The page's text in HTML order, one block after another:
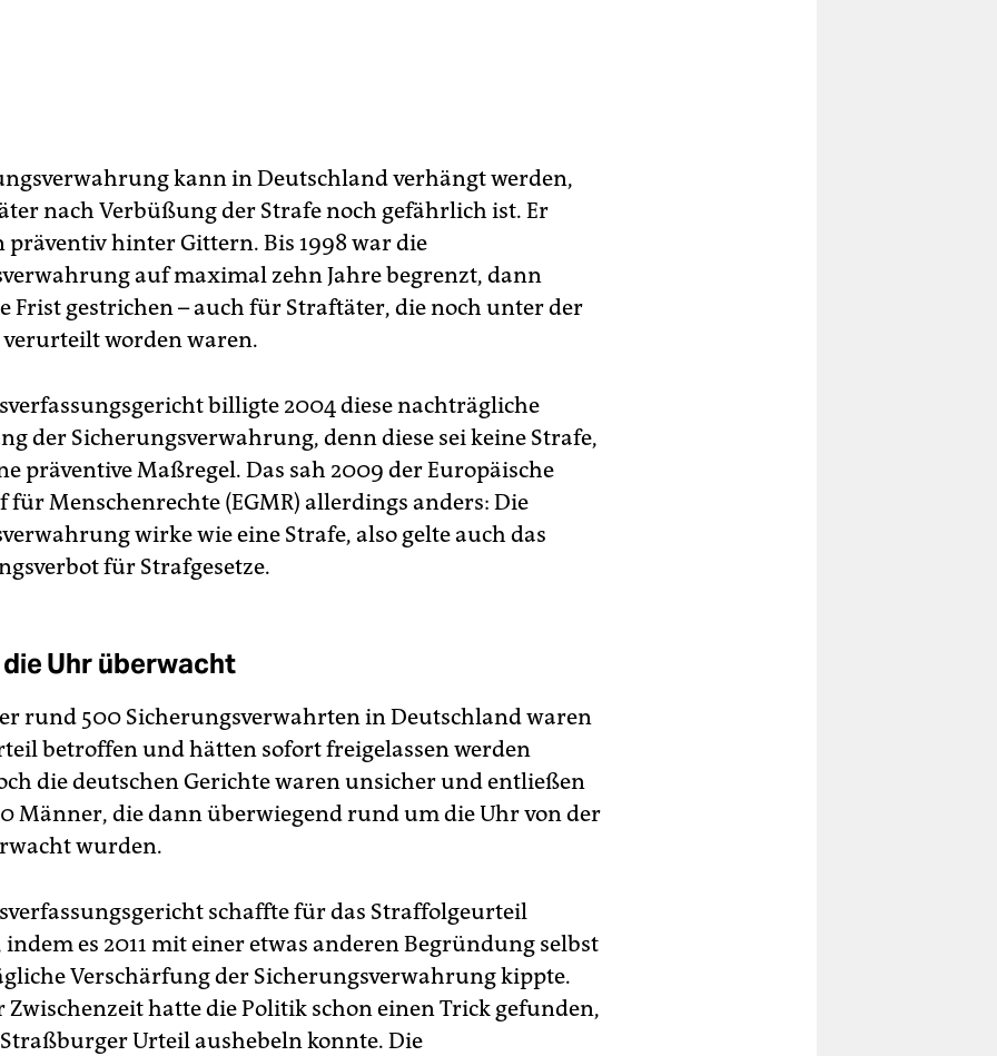
kann in Deutschland verhängt werden,
nach Verbüßung der Strafe noch gefährlich ist. Er
präventiv hinter Gittern. Bis 1998 war die
auf maximal zehn Jahre begrenzt, dann
Frist gestrichen – auch für Straftäter, die noch unter der
verurteilt worden waren.
billigte 2004 diese nachträgliche
der Sicherungsverwahrung, denn diese sei keine Strafe,
präventive Maßregel. Das sah 2009 der Europäische
für Menschenrechte (EGMR) allerdings anders: Die
wirke wie eine Strafe, also gelte auch das
für Strafgesetze.
die Uhr überwacht
rund 500 Sicherungsverwahrten in Deutschland waren
betroffen und hätten sofort freigelassen werden
die deutschen Gerichte waren unsicher und entließen
Männer, die dann überwiegend rund um die Uhr von der
wurden.
schaffte für das Straffolgeurteil
es 2011 mit einer etwas anderen Begründung selbst
Verschärfung der Sicherungsverwahrung kippte.
Zwischenzeit hatte die Politik schon einen Trick gefunden,
Straßburger Urteil aushebeln konnte. Die